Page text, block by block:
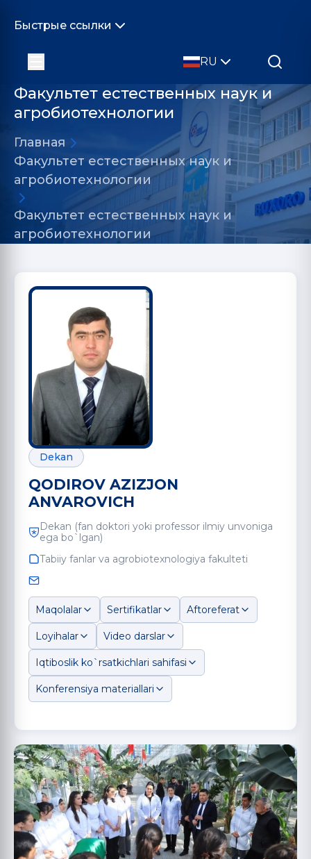
Быстрые ссылки
RU
Факультет естественных наук и
агробиотехнологии
Главная
Факультет естественных наук и
агробиотехнологии
Факультет естественных наук и
агробиотехнологии
Dekan
QODIROV AZIZJON
ANVAROVICH
Dekan (fan doktori yoki professor ilmiy unvoniga
ega bo`lgan)
Tabiiy fanlar va agrobiotexnologiya fakulteti
Maqolalar Sertifikatlar Aftoreferat
Loyihalar Video darslar
Iqtiboslik ko`rsatkichlari sahifasi
Konferensiya materiallari